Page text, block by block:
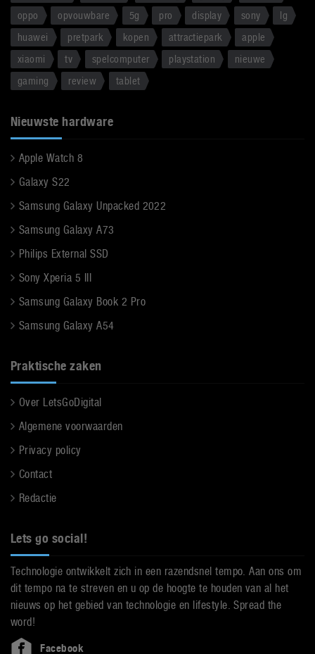
oppo
opvouwbare 5g pro display sony
lg
huawei
pretpark kopen attractiepark
apple
xiaomi
tv spelcomputer playstation
nieuwe
gaming
review tablet
Nieuwste hardware
Apple Watch 8
Galaxy S22
Samsung Galaxy Unpacked 2022
Samsung Galaxy A73
Philips External SSD
Sony Xperia 5 III
Samsung Galaxy Book 2 Pro
Samsung Galaxy A54
Praktische zaken
Over LetsGoDigital
Algemene voorwaarden
Privacy policy
Contact
Redactie
Lets go social!
Technologie ontwikkelt zich in een razendsnel tempo. Aan ons om
dit tempo na te streven en u op de hoogte te houden van al het
nieuws op het gebied van technologie en lifestyle. Spread the
word!
Facebook